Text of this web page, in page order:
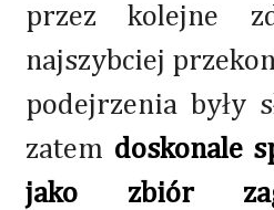
przez kolejne
najszybciej
podejrzenia były
zatem doskonale
jako zbiór